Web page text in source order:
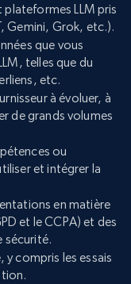
plateformes LLM pris
Gemini, Grok, etc.).
que vous
telles que du
etc.
à évoluer, à
de grands volumes
ou
et intégrer la
en matière
et le CCPA) et des
sécurité.
compris les essais